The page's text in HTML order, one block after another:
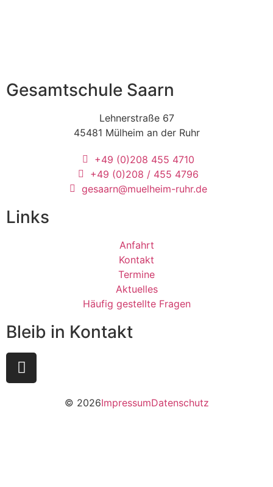
Gesamtschule Saarn
Lehnerstraße 67
45481 Mülheim an der Ruhr
+49 (0)208 455 4710
+49 (0)208 / 455 4796
gesaarn@muelheim-ruhr.de
Links
Anfahrt
Kontakt
Termine
Aktuelles
Häufig gestellte Fragen
Bleib in Kontakt
© 2026ImpressumDatenschutz